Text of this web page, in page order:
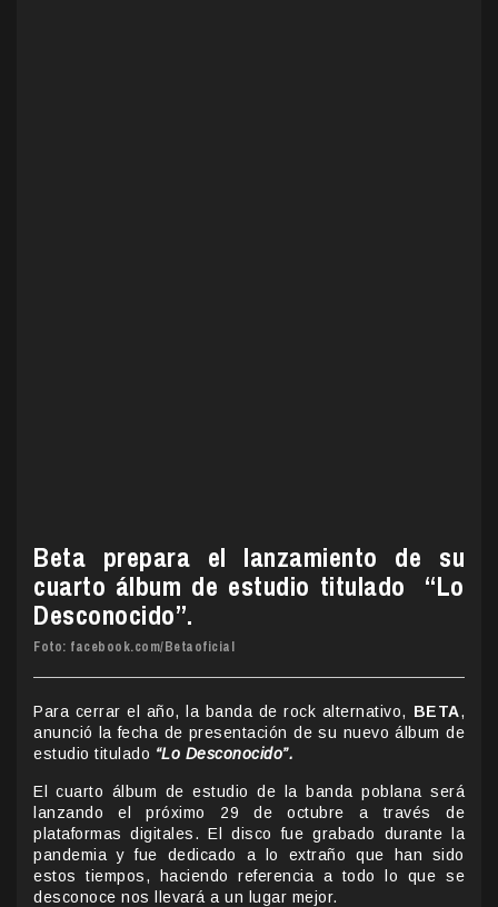
Beta prepara el lanzamiento de su
cuarto álbum de estudio titulado “Lo
Desconocido”.
Foto: facebook.com/Betaoficial
Para cerrar el año, la banda de rock alternativo, BETA,
anunció la fecha de presentación de su nuevo álbum de
estudio titulado “Lo Desconocido”.
El cuarto álbum de estudio de la banda poblana será
lanzando el próximo 29 de octubre a través de
plataformas digitales. El disco fue grabado durante la
pandemia y fue dedicado a lo extraño que han sido
estos tiempos, haciendo referencia a todo lo que se
desconoce nos llevará a un lugar mejor.